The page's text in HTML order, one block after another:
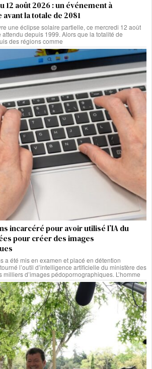
12 août 2026 : un événement à
la totale de 2081
une éclipse solaire partielle, ce mercredi 12 août
depuis 1999. Alors que la totalité de
des régions comme
incarcéré pour avoir utilisé l’IA du
pour créer des images
a été mis en examen et placé en détention
l’outil d’intelligence artificielle du ministère des
d’images pédopornographiques. L’homme